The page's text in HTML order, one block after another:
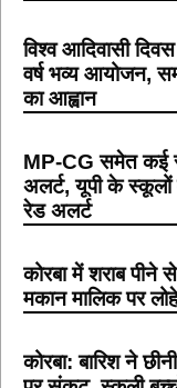
विश्व आदिवासी
वर्ष भव्य आयोजन,
का आह्वान
MP-CG समेत कई
अलर्ट, यूपी के स्कूलों
रेड अलर्ट
कोरबा में शराब पीने
मकान मालिक पर
कोरबा: बारिश ने